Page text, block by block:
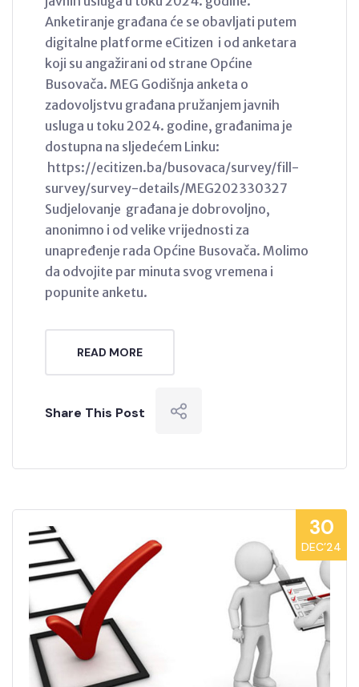
Anketiranje građana će se obavljati putem
digitalne platforme eCitizen i od anketara
koji su angažirani od strane Općine
Busovača. MEG Godišnja anketa o
zadovoljstvu građana pružanjem javnih
usluga u toku 2024. godine, građanima je
dostupna na sljedećem Linku:
https://ecitizen.ba/busovaca/survey/fill-
survey/survey-details/MEG202330327
Sudjelovanje građana je dobrovoljno,
anonimno i od velike vrijednosti za
unapređenje rada Općine Busovača. Molimo
da odvojite par minuta svog vremena i
popunite anketu.
READ MORE
Share This Post
30
DEC’24